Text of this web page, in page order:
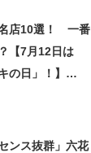
店10選！ 一番
【7月12日は
の日」！】
ンス抜群」六花